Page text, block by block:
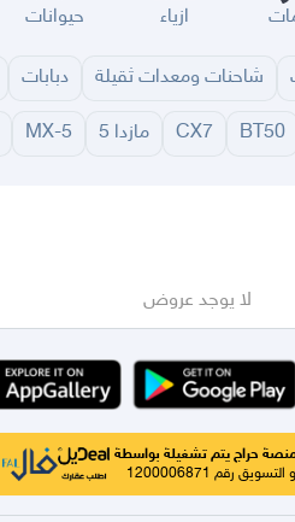
ازياء حيوانات
شاحنات ومعدات ثقيلة دبابات
BT50
CX7 مازدا 5 MX-5
لا يوجد عروض
حراج يتم تشغيلة بواسطة
رقم 1200006871